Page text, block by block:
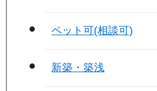
ペット可(相談可)
新築・築浅